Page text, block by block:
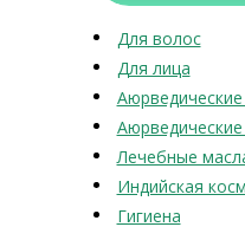
Для волос
Для лица
Аюрведические
Лечебные
Индийская
Гигиена